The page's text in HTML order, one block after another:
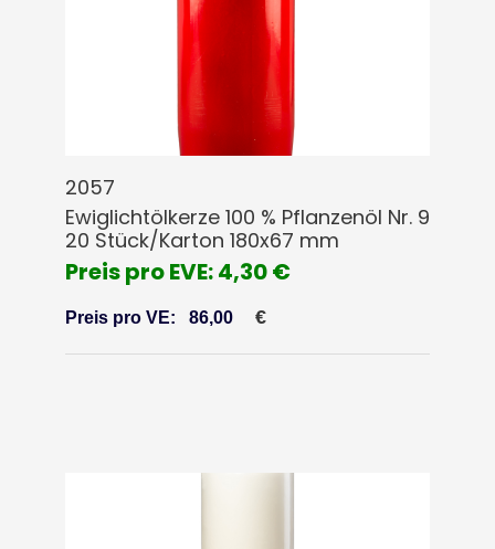
2057
Ewiglichtölkerze 100 % Pflanzenöl Nr. 9
20 Stück/Karton 180x67 mm
Preis pro EVE: 4,30 €
Preis pro VE: 86,00 €